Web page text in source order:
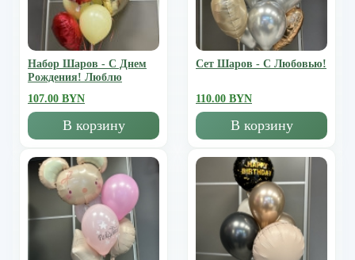
Набор Шаров - С Днем
Рождения! Люблю
107.00 BYN
В корзину
Сет Шаров - С Любовью!
110.00 BYN
В корзину